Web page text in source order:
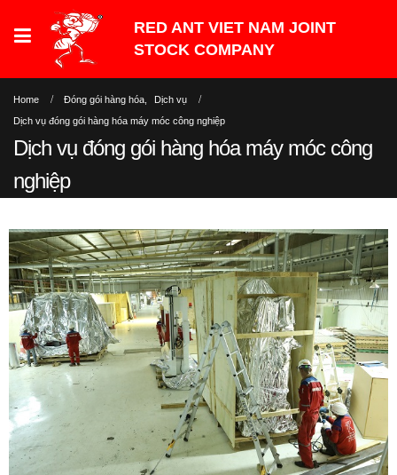
Home Đóng gói hàng hóa
Dịch vụ
Dịch vụ đóng gói hàng hóa máy móc công nghiệp
Dịch vụ đóng gói hàng hóa máy móc công
nghiệp